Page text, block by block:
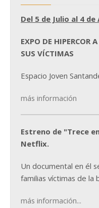
Del 5 de Julio al 4
EXPO DE HIPERCOR
SUS VÍCTIMAS
Espacio Joven
más información
Estreno de "Trece
Netflix.
Un documental en él
familias víctimas de la
más información...